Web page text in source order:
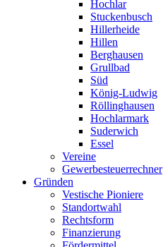
Hochlar
Stuckenbusch
Hillerheide
Hillen
Berghausen
Grullbad
Süd
König-Ludwig
Röllinghausen
Hochlarmark
Suderwich
Essel
Vereine
Gewerbesteuerrechner
Gründen
Vestische Pioniere
Standortwahl
Rechtsform
Finanzierung